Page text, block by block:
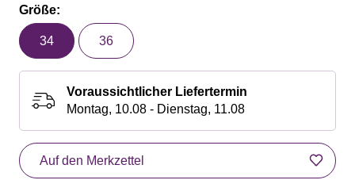
Größe:
34 36
Voraussichtlicher Liefertermin
Montag, 10.08 - Dienstag, 11.08
Auf den Merkzettel